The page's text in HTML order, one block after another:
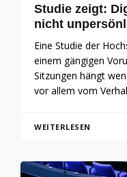
Studie zeigt:
nicht
Eine Studie der
einem gängigen
Sitzungen hängt
vor allem vom
WEITERLESEN